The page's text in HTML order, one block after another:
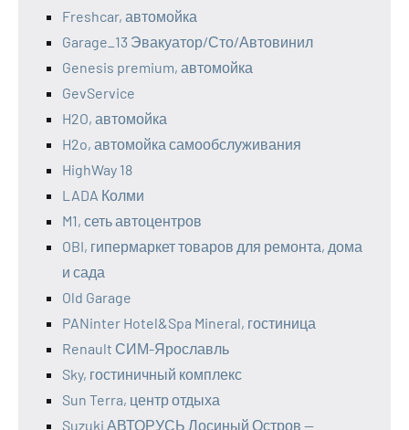
Freshcar, автомойка
Garage_13 Эвакуатор/Сто/Автовинил
Genesis premium, автомойка
GevService
H2O, автомойка
H2o, автомойка самообслуживания
HighWay 18
LADA Колми
M1, сеть автоцентров
OBI, гипермаркет товаров для ремонта, дома
и сада
Old Garage
PANinter Hotel&Spa Mineral, гостиница
Renault СИМ-Ярославль
Sky, гостиничный комплекс
Sun Terra, центр отдыха
Suzuki АВТОРУСЬ Лосиный Остров —